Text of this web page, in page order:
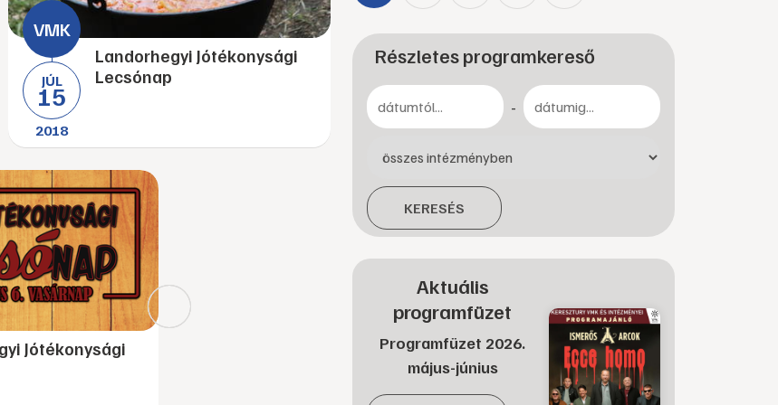
JÚL
15
2018
Landorhegyi Jótékonysági
Lecsónap
Jótékonysági
Részletes programkereső
-
KERESÉS
Aktuális
programfüzet
Programfüzet 2026.
május-június